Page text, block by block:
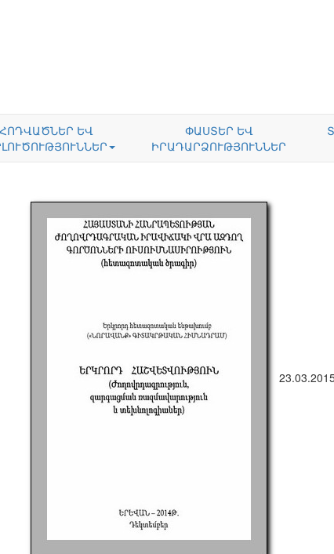
ՀՈԴՎԱԾՆԵՐ ԵՎ
ՓԱՍՏԵՐ ԵՎ
ԻՐԱԴԱՐՁՈՒԹՅՈՒՆՆԵՐ